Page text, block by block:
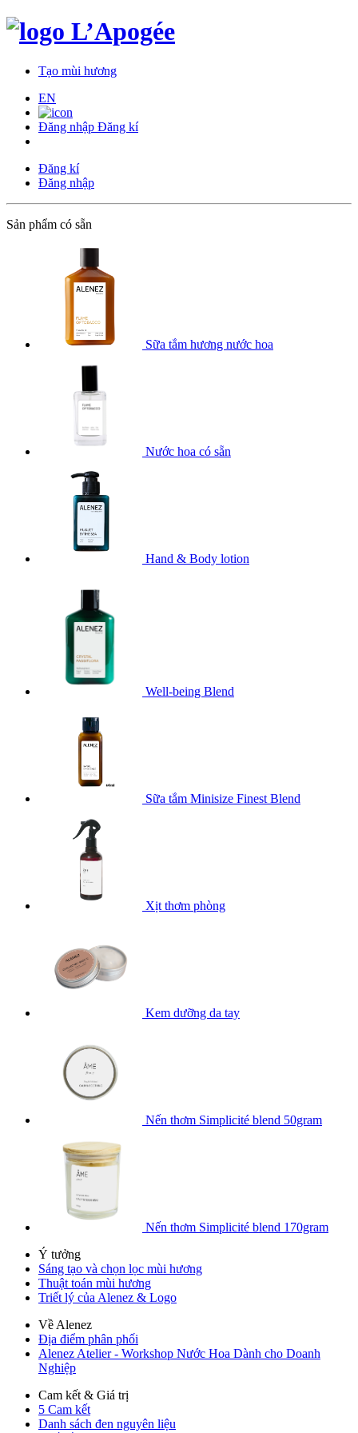
Tạo mùi hương
EN
Đăng nhập Đăng kí
Đăng kí
Đăng nhập
Sản phẩm có sẵn
Sữa tắm hương nước hoa
Nước hoa có sẵn
Hand & Body lotion
Well-being Blend
Sữa tắm Minisize Finest Blend
Xịt thơm phòng
Kem dưỡng da tay
Nến thơm Simplicité blend 50gram
Nến thơm Simplicité blend 170gram
Ý tưởng
Sáng tạo và chọn lọc mùi hương
Thuật toán mùi hương
Triết lý của Alenez & Logo
Về Alenez
Địa điểm phân phối
Alenez Atelier - Workshop Nước Hoa Dành cho Doanh
Nghiệp
Cam kết & Giá trị
5 Cam kết
Danh sách đen nguyên liệu